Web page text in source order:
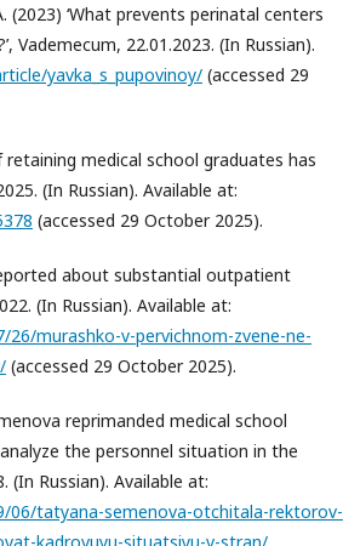
(2023) ‘What prevents perinatal centers
Vademecum, 22.01.2023. (In Russian).
yavka_s_pupovinoy/ (accessed 29
retaining medical school graduates has
(In Russian). Available at:
(accessed 29 October 2025).
about substantial outpatient
(In Russian). Available at:
murashko-v-pervichnom-zvene-ne-
(accessed 29 October 2025).
reprimanded medical school
the personnel situation in the
(In Russian). Available at:
06/tatyana-semenova-otchitala-rektorov-